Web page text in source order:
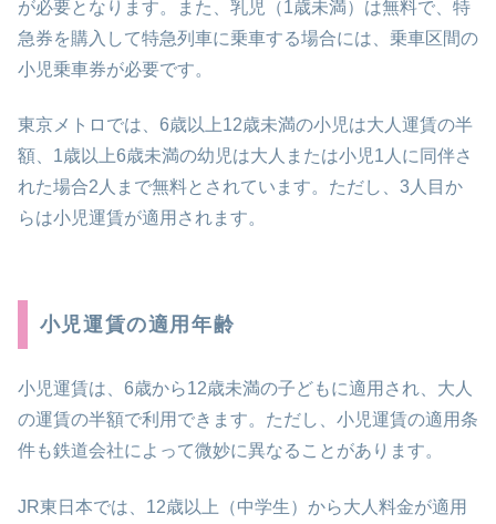
が必要となります。また、乳児（1歳未満）は無料で、特
急券を購入して特急列車に乗車する場合には、乗車区間の
小児乗車券が必要です。
東京メトロでは、6歳以上12歳未満の小児は大人運賃の半
額、1歳以上6歳未満の幼児は大人または小児1人に同伴さ
れた場合2人まで無料とされています。ただし、3人目か
らは小児運賃が適用されます。
小児運賃の適用年齢
小児運賃は、6歳から12歳未満の子どもに適用され、大人
の運賃の半額で利用できます。ただし、小児運賃の適用条
件も鉄道会社によって微妙に異なることがあります。
JR東日本では、12歳以上（中学生）から大人料金が適用